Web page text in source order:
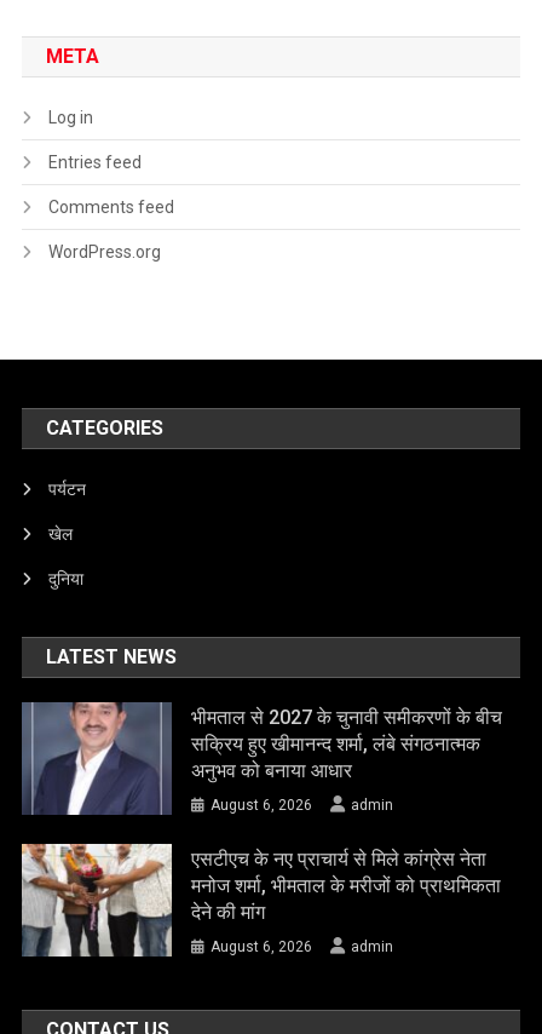
META
Log in
Entries feed
Comments feed
WordPress.org
CATEGORIES
पर्यटन
खेल
दुनिया
LATEST NEWS
भीमताल से 2027 के चुनावी समीकरणों के बीच
सक्रिय हुए खीमानन्द शर्मा, लंबे संगठनात्मक
अनुभव को बनाया आधार
August 6, 2026 admin
एसटीएच के नए प्राचार्य से मिले कांग्रेस नेता
मनोज शर्मा, भीमताल के मरीजों को प्राथमिकता
देने की मांग
August 6, 2026 admin